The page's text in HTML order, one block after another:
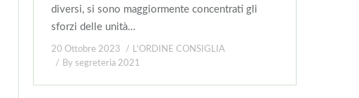
diversi, si sono maggiormente concentrati gli
sforzi delle unità…
20 Ottobre 2023
L'ORDINE CONSIGLIA
By segreteria 2021